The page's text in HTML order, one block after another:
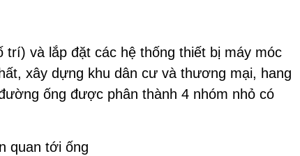
và lắp đặt các hệ thống thiết bị máy móc
xây dựng khu dân cư và thương mại, hang
ống được phân thành 4 nhóm nhỏ có
quan tới ống